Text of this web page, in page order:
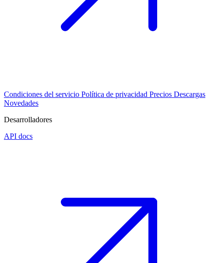
Condiciones del servicio Política de privacidad Precios Descargas
Novedades
Desarrolladores
API docs